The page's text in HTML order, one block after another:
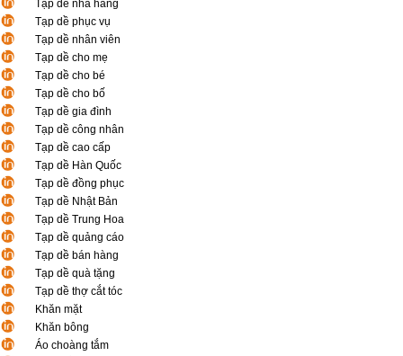
Tạp dề nhà hàng
Tạp dề phục vụ
Tạp dề nhân viên
Tạp dề cho mẹ
Tạp dề cho bé
Tạp dề cho bố
Tạp dề gia đình
Tạp dề công nhân
Tạp dề cao cấp
Tạp dề Hàn Quốc
Tạp dề đồng phục
Tạp dề Nhật Bản
Tạp dề Trung Hoa
Tạp dề quảng cáo
Tạp dề bán hàng
Tạp dề quà tặng
Tạp dề thợ cắt tóc
Khăn mặt
Khăn bông
Áo choàng tắm